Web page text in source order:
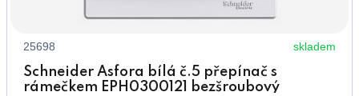
25698 skladem
Schneider Asfora bílá č.5 přepínač s
rámečkem EPH0300121 bezšroubový